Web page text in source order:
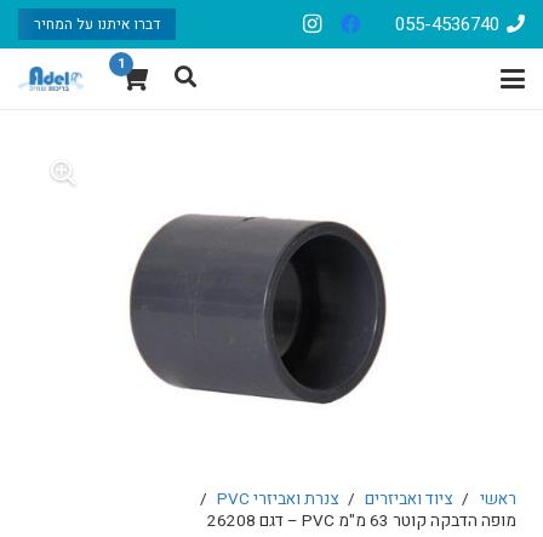
055-4536740 דברו איתנו על המחיר
1
ראשי / ציוד ואביזרים / צנרת ואביזרי PVC
/
מופה הדבקה קוטר 63 מ"מ PVC – דגם 26208